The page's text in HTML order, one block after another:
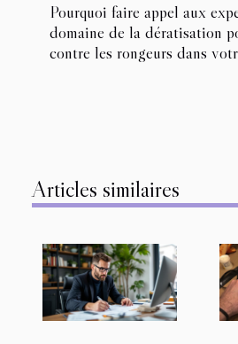
Pourquoi faire appel aux
domaine de la dératisation
contre les rongeurs dans
Articles similaires